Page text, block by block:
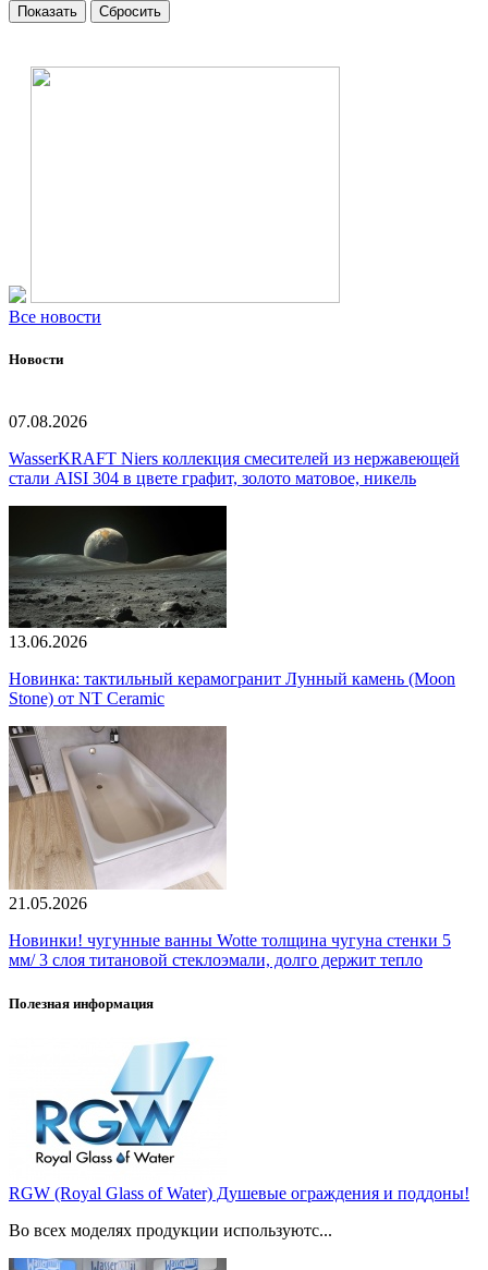
Все новости
Новости
07.08.2026
WasserKRAFT Niers коллекция смесителей из нержавеющей
стали AISI 304 в цвете графит, золото матовое, никель
13.06.2026
Новинка: тактильный керамогранит Лунный камень (Moon
Stone) от NT Ceramic
21.05.2026
Новинки! чугунные ванны Wotte толщина чугуна стенки 5
мм/ 3 слоя титановой стеклоэмали, долго держит тепло
Полезная информация
RGW (Royal Glass of Water) Душевые ограждения и поддоны!
Во всех моделях продукции используютс...